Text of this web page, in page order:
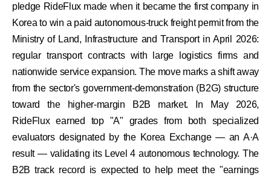
pledge RideFlux made when it became the first company in
Korea to win a paid autonomous-truck freight permit from the
Ministry of Land, Infrastructure and Transport in April 2026:
regular transport contracts with large logistics firms and
nationwide service expansion. The move marks a shift away
from the sector's government-demonstration (B2G) structure
toward the higher-margin B2B market. In May 2026,
RideFlux earned top "A" grades from both specialized
evaluators designated by the Korea Exchange — an A·A
result — validating its Level 4 autonomous technology. The
B2B track record is expected to help meet the "earnings